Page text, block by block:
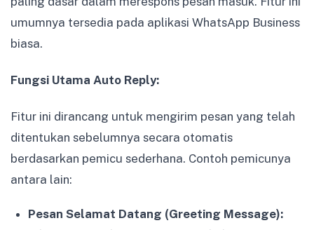
umumnya tersedia pada aplikasi WhatsApp Business
biasa.
Fungsi Utama Auto Reply:
Fitur ini dirancang untuk mengirim pesan yang telah
ditentukan sebelumnya secara otomatis
berdasarkan pemicu sederhana. Contoh pemicunya
antara lain:
Pesan Selamat Datang (Greeting Message):